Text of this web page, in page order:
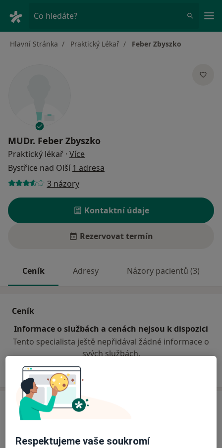
Co hledáte?
Hlavní Stránka Praktický Lékař Feber Zbyszko
MUDr. Feber Zbyszko
Praktický lékař · Více
Bystřice nad Olší 1 adresa
3 názory
Kontaktní údaje
Rezervovat termín
Ceník Adresy Názory pacientů (3)
Ceník
Informace o službách a cenách nejsou k dispozici
Tento specialista ještě nepřidával žádné informace o
svých službách.
Adresa
Bystřice 500,Bystřice nad Olší 73995
Respektujeme vaše soukromí